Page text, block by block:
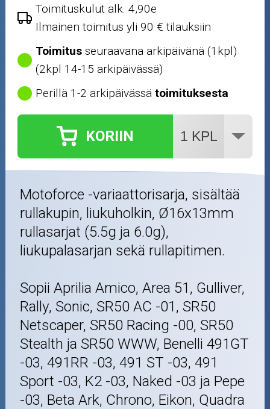
Renkaat ja vanteet
Öljyt ja kemikaalit
Työkalut
Toimituskulut alk. 4,90e
Ilmainen toimitus yli 90 € tilauksiin
Toimitus seuraavana arkipäivänä (1kpl)
(2kpl 14-15 arkipäivässä)
Perillä 1-2 arkipäivässätoimituksesta
KORIIN
Motoforce -variaattorisarja, sisältää
rullakupin, liukuholkin, Ø16x13mm
rullasarjat (5.5g ja 6.0g),
liukupalasarjan sekä rullapitimen.
Sopii Aprilia Amico, Area 51, Gulliver,
Rally, Sonic, SR50 AC -01, SR50
Netscaper, SR50 Racing -00, SR50
Stealth ja SR50 WWW, Benelli 491GT
-03, 491RR -03, 491 ST -03, 491
Sport -03, K2 -03, Naked -03 ja Pepe
-03, Beta Ark, Chrono, Eikon, Quadra